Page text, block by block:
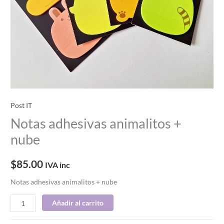
Post IT
Notas adhesivas animalitos +
nube
$85.00 IVA inc
Notas adhesivas animalitos + nube
Añadir al carrito